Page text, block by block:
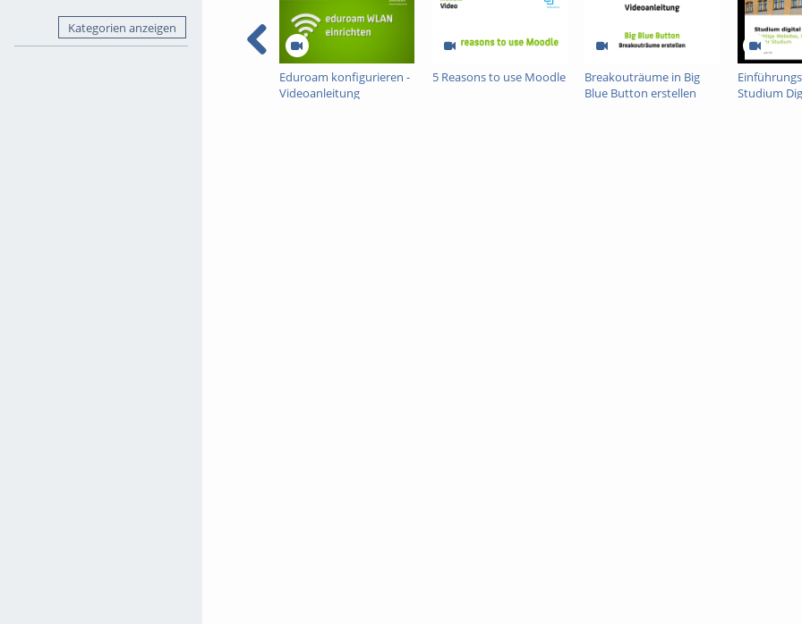
Kategorien anzeigen
Eduroam konfigurieren -
Videoanleitung
5 Reasons to use Moodle
Breakouträume in Big
Blue Button erstellen
Studium